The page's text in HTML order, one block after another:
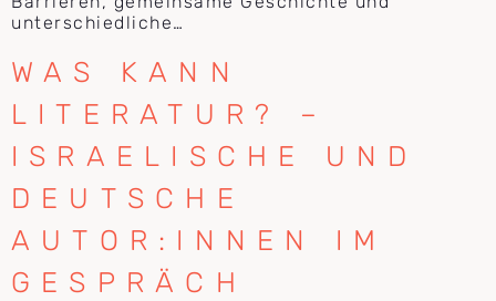
unterschiedliche…
WAS KANN
LITERATUR? –
ISRAELISCHE UND
DEUTSCHE
AUTOR:INNEN IM
GESPRÄCH